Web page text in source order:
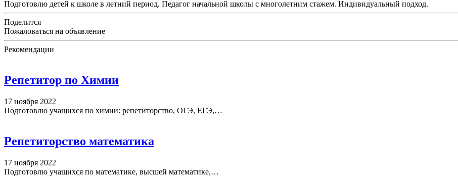
Подготовлю детей к школе в летний период. Педагог начальной школы с многолетним стажем. Индивидуальный подход.
Поделится
Пожаловаться на объявление
Рекомендации
Репетитор по Химии
17 ноября 2022
Подготовлю учащихся по химии: репетиторство, ОГЭ, ЕГЭ,…
Репетиторство математика
17 ноября 2022
Подготовлю учащихся по математике, высшей математике,…